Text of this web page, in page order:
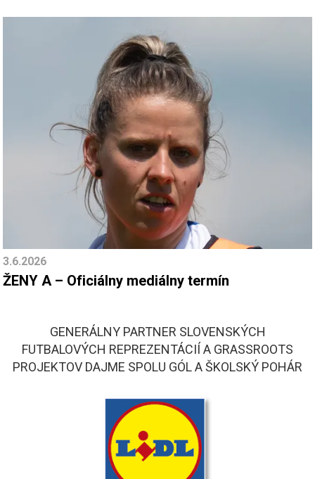
3.6.2026
ŽENY A – Oficiálny mediálny termín
GENERÁLNY PARTNER SLOVENSKÝCH
FUTBALOVÝCH REPREZENTÁCIÍ A GRASSROOTS
PROJEKTOV DAJME SPOLU GÓL A ŠKOLSKÝ POHÁR